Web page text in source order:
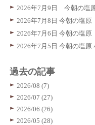
2026年7月9日 今朝の
2026年7月8日 今朝の
2026年7月6日 今朝の塩
2026年7月5日 今朝の塩
過去の記事
2026/08 (7)
2026/07 (27)
2026/06 (26)
2026/05 (28)